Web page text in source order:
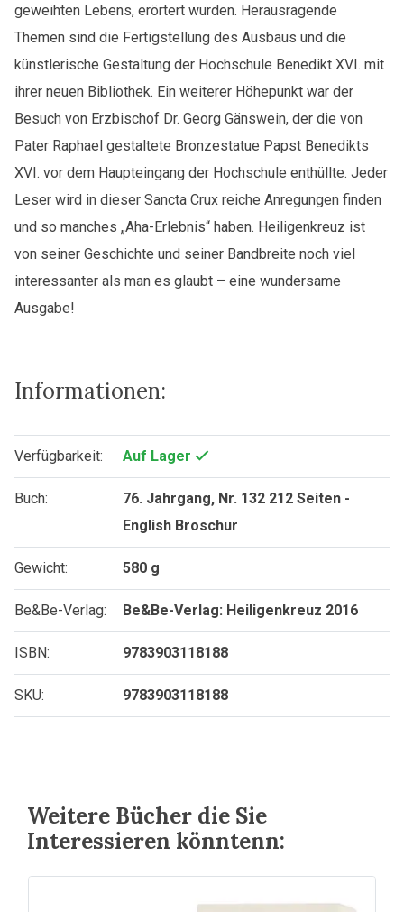
geweihten Lebens, erörtert wurden. Herausragende
Themen sind die Fertigstellung des Ausbaus und die
künstlerische Gestaltung der Hochschule Benedikt XVI. mit
ihrer neuen Bibliothek. Ein weiterer Höhepunkt war der
Besuch von Erzbischof Dr. Georg Gänswein, der die von
Pater Raphael gestaltete Bronzestatue Papst Benedikts
XVI. vor dem Haupteingang der Hochschule enthüllte. Jeder
Leser wird in dieser Sancta Crux reiche Anregungen finden
und so manches „Aha-Erlebnis“ haben. Heiligenkreuz ist
von seiner Geschichte und seiner Bandbreite noch viel
interessanter als man es glaubt – eine wundersame
Ausgabe!
Informationen:
Verfügbarkeit: Auf Lager
Buch:
76. Jahrgang, Nr. 132 212 Seiten -
English Broschur
Gewicht: 580 g
Be&Be-Verlag: Be&Be-Verlag: Heiligenkreuz 2016
ISBN: 9783903118188
SKU: 9783903118188
Weitere Bücher die Sie
Interessieren könntenn: